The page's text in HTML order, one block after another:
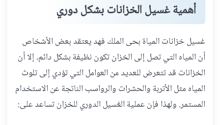
أهمية غسيل الخزانات بشكل دوري
غسيل خزانات المياة بحى الملك فهد يعتقد بعض الأشخاص
أن المياه التي تصل إلى الخزان تكون نظيفة بشكل دائم، إلا أن
الخزانات قد تتعرض للعديد من العوامل التي تؤدي إلى تلوث
المياه مثل الأتربة والحشرات والرواسب الناتجة عن الاستخدام
المستمر. ولهذا فإن عملية الغسيل الدوري للخزان تساعد على: